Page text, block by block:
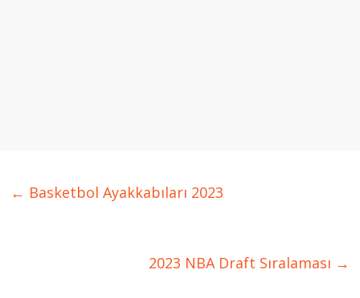
← Basketbol Ayakkabıları 2023
2023 NBA Draft Sıralaması →